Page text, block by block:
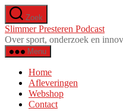
Ga
naar
de
inhoud
Zoek
Slimmer Presteren Podcast
Over sport, onderzoek en
Menu
Home
Afleveringen
Webshop
Contact